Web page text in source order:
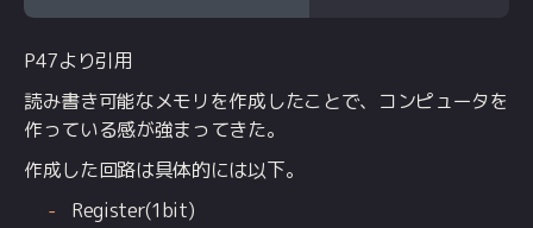
P47より引用
読み書き可能なメモリを作成したことで、コンピュータを
作っている感が強まってきた。
作成した回路は具体的には以下。
Register(1bit)